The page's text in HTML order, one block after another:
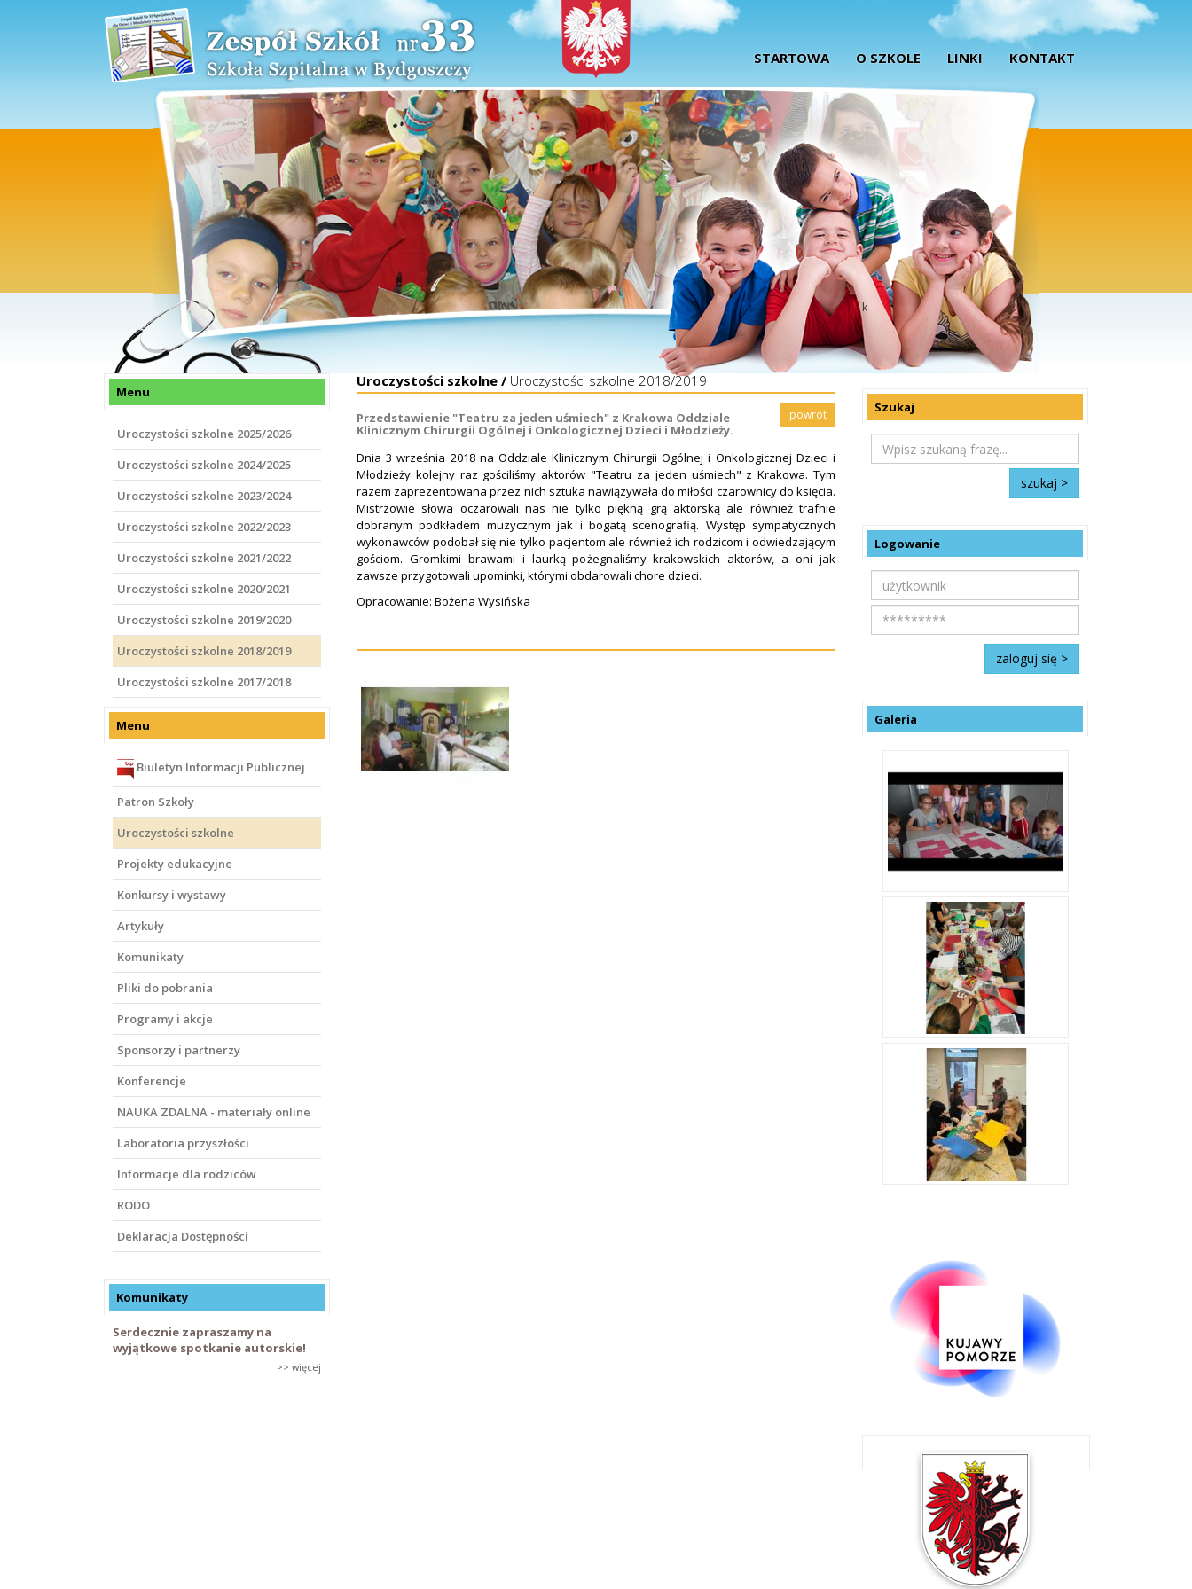
STARTOWA O SZKOLE LINKI KONTAKT
Menu
Uroczystości szkolne 2025/2026
Uroczystości szkolne 2024/2025
Uroczystości szkolne 2023/2024
Uroczystości szkolne 2022/2023
Uroczystości szkolne 2021/2022
Uroczystości szkolne 2020/2021
Uroczystości szkolne 2019/2020
Uroczystości szkolne 2018/2019
Uroczystości szkolne 2017/2018
Menu
Biuletyn Informacji Publicznej
Patron Szkoły
Uroczystości szkolne
Projekty edukacyjne
Konkursy i wystawy
Artykuły
Komunikaty
Pliki do pobrania
Programy i akcje
Sponsorzy i partnerzy
Konferencje
NAUKA ZDALNA - materiały online
Laboratoria przyszłości
Informacje dla rodziców
RODO
Deklaracja Dostępności
Komunikaty
Serdecznie zapraszamy na
wyjątkowe spotkanie autorskie!
>> więcej
Uroczystości szkolne / Uroczystości szkolne 2018/2019
powrót
Przedstawienie "Teatru za jeden uśmiech" z Krakowa Oddziale
Klinicznym Chirurgii Ogólnej i Onkologicznej Dzieci i Młodzieży.
Dnia 3 września 2018 na Oddziale Klinicznym Chirurgii Ogólnej i Onkologicznej Dzieci i
Młodzieży kolejny raz gościliśmy aktorów "Teatru za jeden uśmiech" z Krakowa. Tym
razem zaprezentowana przez nich sztuka nawiązywała do miłości czarownicy do księcia.
Mistrzowie słowa oczarowali nas nie tylko piękną grą aktorską ale również trafnie
dobranym podkładem muzycznym jak i bogatą scenografią. Występ sympatycznych
wykonawców podobał się nie tylko pacjentom ale również ich rodzicom i odwiedzającym
gościom. Gromkimi brawami i laurką pożegnaliśmy krakowskich aktorów, a oni jak
zawsze przygotowali upominki, którymi obdarowali chore dzieci.
Opracowanie: Bożena Wysińska
k
Szukaj
Logowanie
Galeria